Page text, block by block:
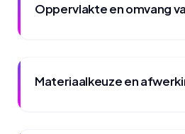
Oppervlakte en omvang
Materiaalkeuze en